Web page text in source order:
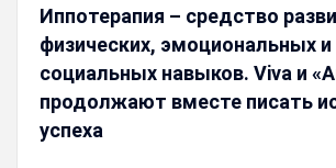
Иппотерапия – средство
физических, эмоциональных и
социальных навыков. Viva и
продолжают вместе писать
успеха